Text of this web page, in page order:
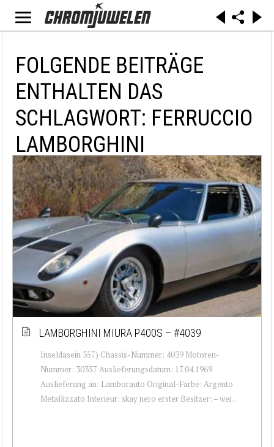
FOLGENDE BEITRÄGE
ENTHALTEN DAS
SCHLAGWORT: FERRUCCIO
LAMBORGHINI
LAMBORGHINI MIURA P400S – #4039
Inseldasein 357) Chassis-Nummer: 4039 Motoren-
Nummer: 30357 Auslieferungsdatum: 17.04.1969
Auslieferung an: Lamborauto Original-Farbe: Argento
Metallizzato Interieur: skay nero erster Besitzer: – wei...